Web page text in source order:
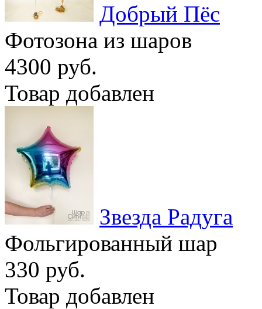
Добрый Пёс
Фотозона из шаров
4300 руб.
Товар добавлен
Звезда Радуга
Фольгированный шар
330 руб.
Товар добавлен